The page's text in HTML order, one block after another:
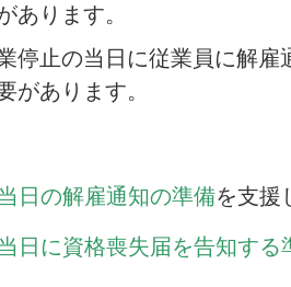
あります。
停止の当日に従業員に解
があります。
日の解雇通知の準備を支援
日に資格喪失届を告知する